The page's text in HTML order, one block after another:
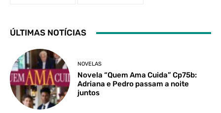
ÚLTIMAS NOTÍCIAS
NOVELAS
Novela “Quem Ama Cuida” Cp75b:
Adriana e Pedro passam a noite
juntos